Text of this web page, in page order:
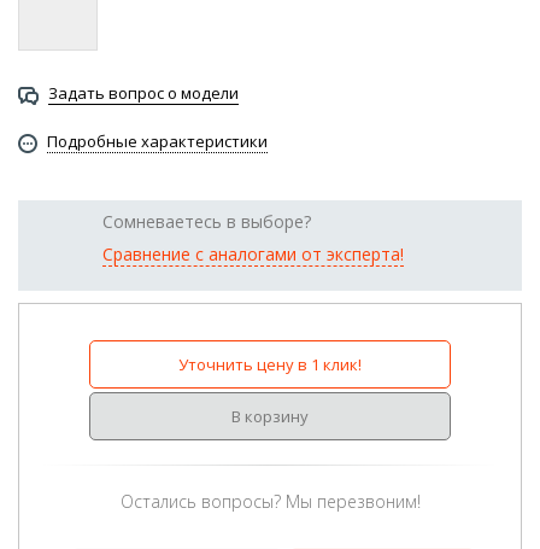
Задать вопрос о модели
Подробные характеристики
Сомневаетесь в выборе?
Сравнение с аналогами от эксперта!
Уточнить цену в 1 клик!
В корзину
Остались вопросы? Мы перезвоним!